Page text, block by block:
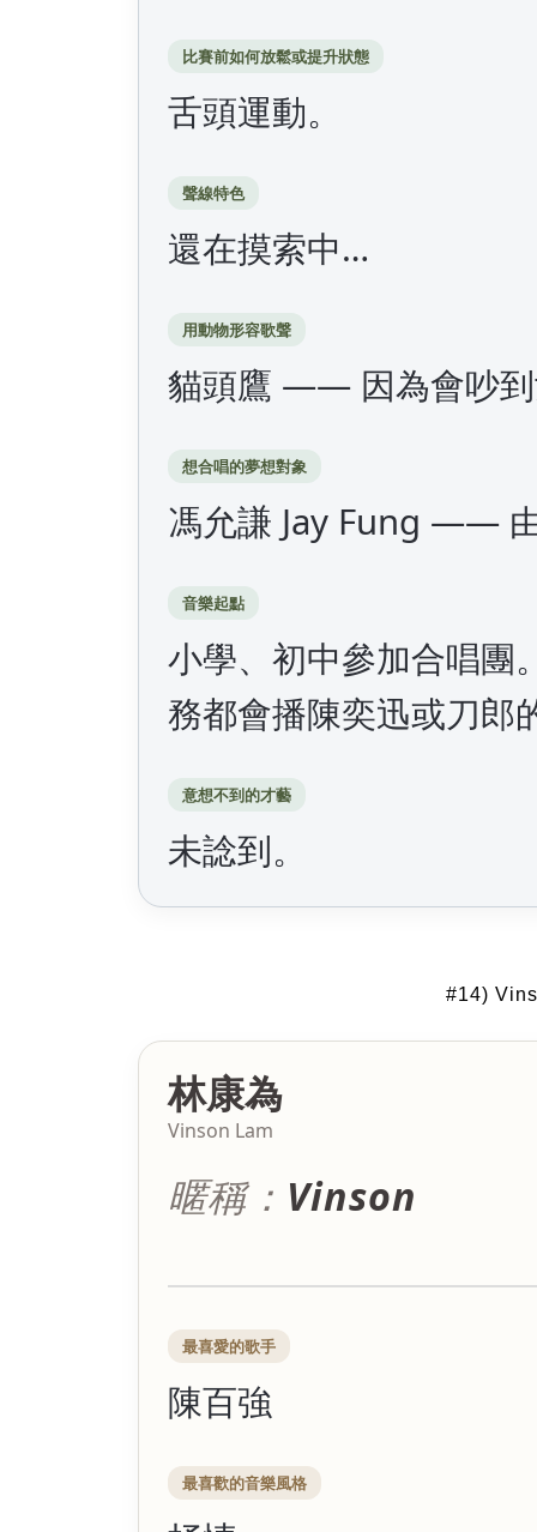
比賽前如何放鬆或提升狀態
舌頭運動。
聲線特色
還在摸索中…
用動物形容歌聲
貓頭鷹 —— 因為會吵
想合唱的夢想對象
馮允謙 Jay Fung ——
音樂起點
小學、初中參加合唱團
務都會播陳奕迅或刀郎
意想不到的才藝
未諗到。
#14)
林康為
Vinson Lam
暱稱： Vinson
最喜愛的歌手
陳百強
最喜歡的音樂風格